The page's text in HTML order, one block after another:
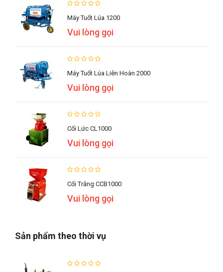
Máy Tuốt Lúa 1200
Vui lòng gọi
Máy Tuốt Lúa Liên Hoàn 2000
Vui lòng gọi
Cối Lức CL1000
Vui lòng gọi
Cối Trắng CCB1000
Vui lòng gọi
Sản phẩm theo thời vụ